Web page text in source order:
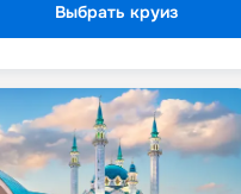
Выбрать круиз